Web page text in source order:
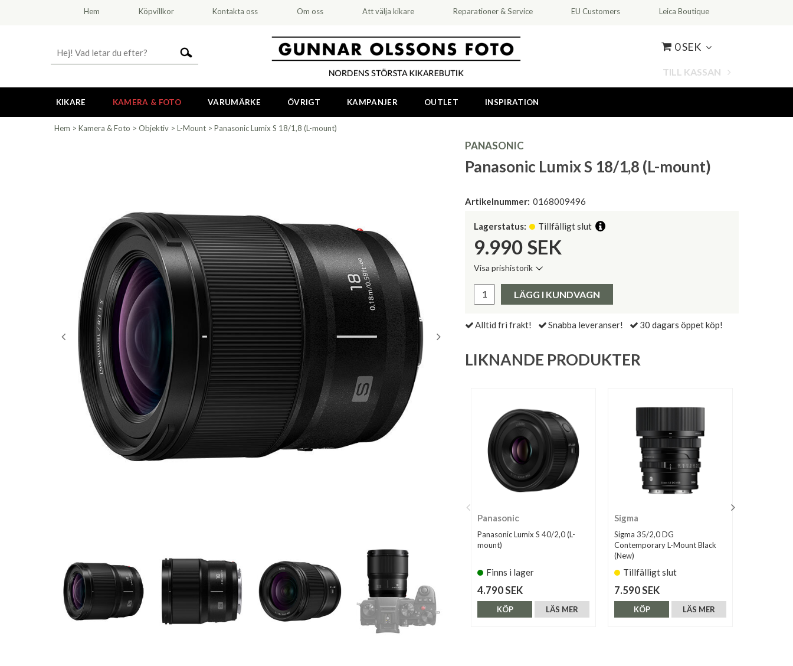
Hem Köpvillkor Kontakta oss Om oss Att välja kikare Reparationer & Service EU Customers Leica Boutique
0 SEK
TILL KASSAN
KIKARE KAMERA & FOTO VARUMÄRKE ÖVRIGT KAMPANJER OUTLET INSPIRATION
Hem > Kamera & Foto > Objektiv > L-Mount > Panasonic Lumix S 18/1,8 (L-mount)
PANASONIC
Panasonic Lumix S 18/1,8 (L-mount)
Artikelnummer: 0168009496
Lagerstatus: Tillfälligt slut
9.990 SEK
Visa prishistorik
Pris:
LÄGG I KUNDVAGN
Alltid fri frakt! Snabba leveranser! 30 dagars öppet köp!
LIKNANDE PRODUKTER
Panasonic
Panasonic Lumix S 40/2,0 (L-
mount)
Finns i lager
4.790 SEK
LÄS MER
KÖP
Sigma
Sigma 35/2,0 DG
Contemporary L-Mount Black
(New)
Tillfälligt slut
7.590 SEK
LÄS MER
KÖP